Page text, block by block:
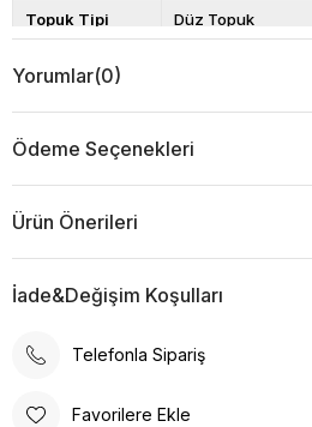
Topuk Tipi Düz Topuk
Yorumlar(0)
Ödeme Seçenekleri
Ürün Önerileri
İade&Değişim Koşulları
Telefonla Sipariş
Favorilere Ekle